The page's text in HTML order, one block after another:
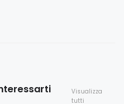
Visualizza
tutti